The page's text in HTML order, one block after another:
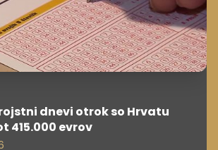
dnevi otrok so Hrvatu
415.000 evrov